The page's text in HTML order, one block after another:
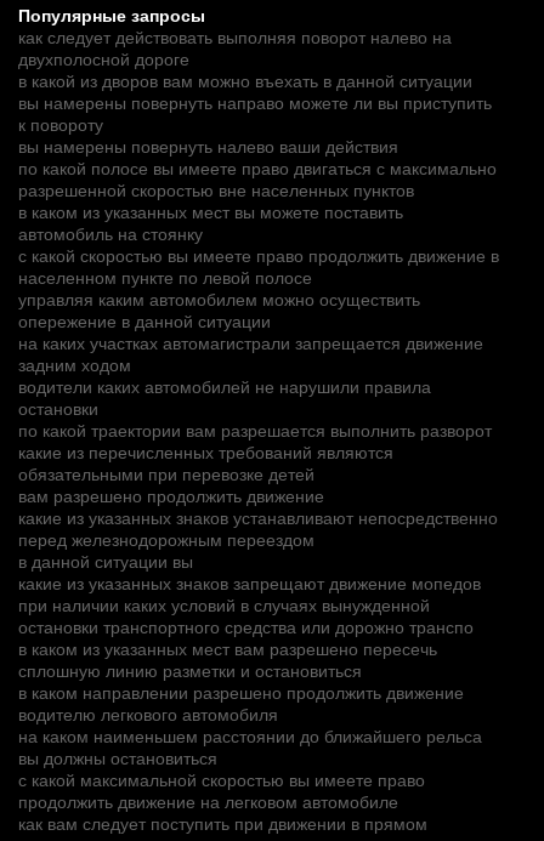
Популярные запросы
как следует действовать выполняя поворот налево на
двухполосной дороге
в какой из дворов вам можно въехать в данной ситуации
вы намерены повернуть направо можете ли вы приступить
к повороту
вы намерены повернуть налево ваши действия
по какой полосе вы имеете право двигаться с максимально
разрешенной скоростью вне населенных пунктов
в каком из указанных мест вы можете поставить
автомобиль на стоянку
с какой скоростью вы имеете право продолжить движение в
населенном пункте по левой полосе
управляя каким автомобилем можно осуществить
опережение в данной ситуации
на каких участках автомагистрали запрещается движение
задним ходом
водители каких автомобилей не нарушили правила
остановки
по какой траектории вам разрешается выполнить разворот
какие из перечисленных требований являются
обязательными при перевозке детей
вам разрешено продолжить движение
какие из указанных знаков устанавливают непосредственно
перед железнодорожным переездом
в данной ситуации вы
какие из указанных знаков запрещают движение мопедов
при наличии каких условий в случаях вынужденной
остановки транспортного средства или дорожно транспо
в каком из указанных мест вам разрешено пересечь
сплошную линию разметки и остановиться
в каком направлении разрешено продолжить движение
водителю легкового автомобиля
на каком наименьшем расстоянии до ближайшего рельса
вы должны остановиться
с какой максимальной скоростью вы имеете право
продолжить движение на легковом автомобиле
как вам следует поступить при движении в прямом